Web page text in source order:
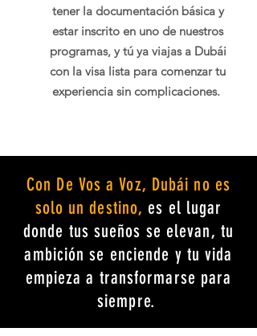
tener la documentación básica y
estar inscrito en uno de nuestros
programas, y tú ya viajas a Dubái
con la visa lista para comenzar tu
experiencia sin complicaciones.
Con De Vos a Voz, Dubái no es
solo un destino, es el lugar
donde tus sueños se elevan, tu
ambición se enciende y tu vida
empieza a transformarse para
siempre.